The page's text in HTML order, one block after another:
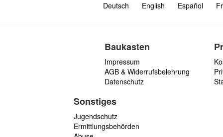
Deutsch English Español
Baukasten
Impressum
AGB & Widerrufsbelehrung
Datenschutz
Sonstiges
Jugendschutz
Ermittlungsbehörden